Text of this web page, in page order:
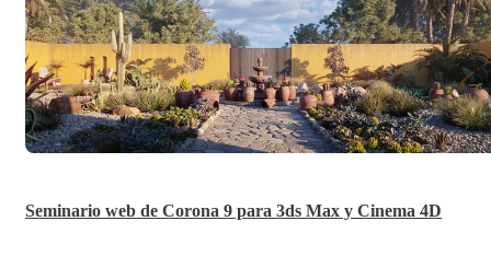
Seminario web de Corona 9 para 3ds Max y Cinema 4D